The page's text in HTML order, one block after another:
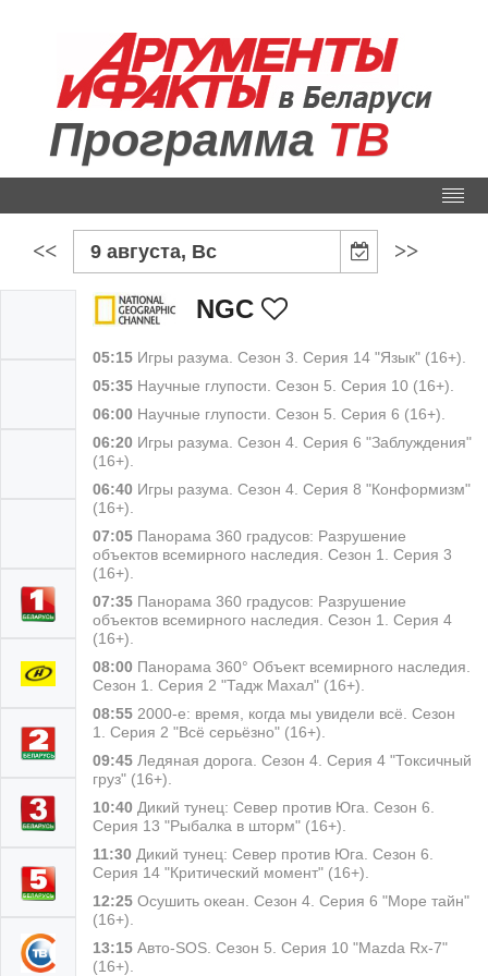
Программа ТВ
<< 9 августа, Вс >>
NGC
05:15 Игры разума. Сезон 3. Серия 14 "Язык" (16+).
05:35 Научные глупости. Сезон 5. Серия 10 (16+).
06:00 Научные глупости. Сезон 5. Серия 6 (16+).
06:20 Игры разума. Сезон 4. Серия 6 "Заблуждения"
(16+).
06:40 Игры разума. Сезон 4. Серия 8 "Конформизм"
(16+).
07:05 Панорама 360 градусов: Разрушение
объектов всемирного наследия. Сезон 1. Серия 3
(16+).
07:35 Панорама 360 градусов: Разрушение
объектов всемирного наследия. Сезон 1. Серия 4
(16+).
08:00 Панорама 360° Объект всемирного наследия.
Сезон 1. Серия 2 "Тадж Махал" (16+).
08:55 2000-е: время, когда мы увидели всё. Сезон
1. Серия 2 "Всё серьёзно" (16+).
09:45 Ледяная дорога. Сезон 4. Серия 4 "Токсичный
груз" (16+).
10:40 Дикий тунец: Север против Юга. Сезон 6.
Серия 13 "Рыбалка в шторм" (16+).
11:30 Дикий тунец: Север против Юга. Сезон 6.
Серия 14 "Критический момент" (16+).
12:25 Осушить океан. Сезон 4. Серия 6 "Море тайн"
(16+).
13:15 Авто-SOS. Сезон 5. Серия 10 "Mazda Rx-7"
(16+).